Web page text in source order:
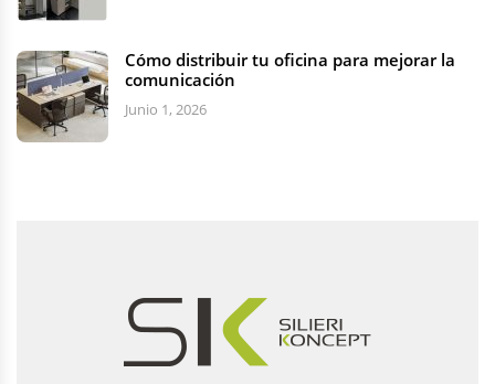
Cómo distribuir tu oficina para mejorar la
comunicación
Junio 1, 2026